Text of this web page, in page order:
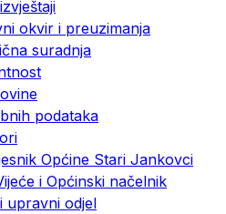
okvir i preuzimanja
suradnja
podataka
Općine Stari Jankovci
i Općinski načelnik
upravni odjel